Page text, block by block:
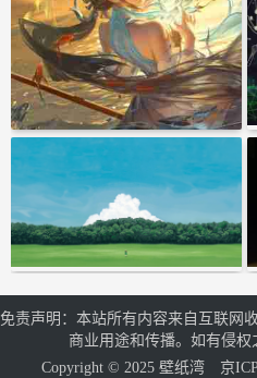
免责声明：本站所有内容来自互联网
商业用途和传播。如有侵权
Copyright © 2025 壁纸湾
京